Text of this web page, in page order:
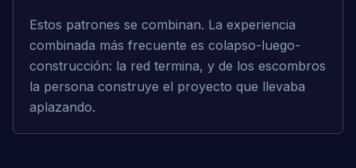
Estos patrones se combinan. La experiencia
combinada más frecuente es colapso-luego-
construcción: la red termina, y de los escombros
la persona construye el proyecto que llevaba
aplazando.